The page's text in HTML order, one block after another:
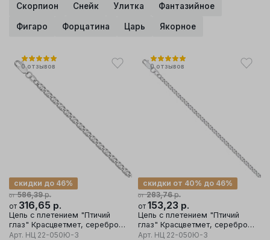
Скорпион Снейк Улитка Фантазийное
Фигаро Форцатина Царь Якорное
0 отзывов
от 586,39р.
скидки до 46%
от 316,65 р.
Цепь с плетением "Птичий
глаз" Красцветмет, серебро
925 проба
Арт. НЦ 22-050Ю-3
0 отзывов
от 283,76р.
скидки от 40% до 46%
от 153,23 р.
Цепь с плетением "Птичий
глаз" Красцветмет, серебро
925 проба
Арт. НЦ 22-050Ю-3